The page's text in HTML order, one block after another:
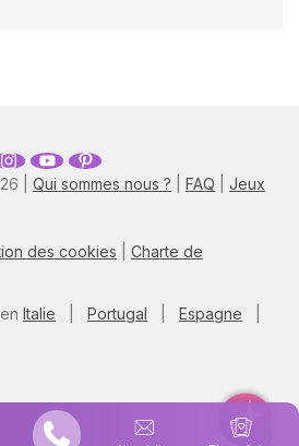
| Qui sommes nous ? FAQ
Jeux
des cookies
Charte de
Italie Portugal Espagne